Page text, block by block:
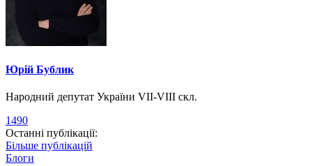
Юрій Бублик
Народний депутат України VII-VIII скл.
1490
Останні публікації:
Більше публікацій
Блоги